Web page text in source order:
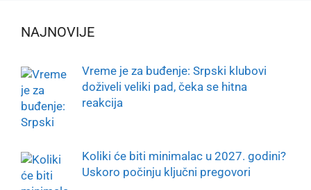
NAJNOVIJE
Vreme je za buđenje: Srpski klubovi
doživeli veliki pad, čeka se hitna
reakcija
Koliki će biti minimalac u 2027. godini?
Uskoro počinju ključni pregovori